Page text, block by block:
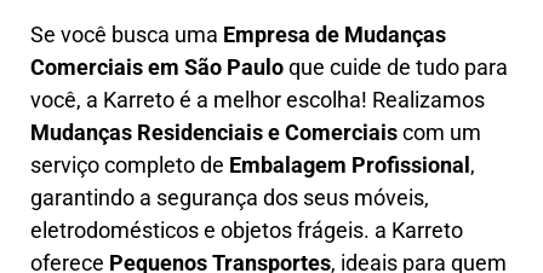
Se você busca uma Empresa de Mudanças
Comerciais em São Pauloque cuide de tudo para
você, a Karretoé a melhor escolha! Realizamos
Mudanças Residenciais e Comerciaiscom um
serviço completo de Embalagem Profissional ,
garantindo a segurança dos seus móveis,
eletrodomésticos e objetos frágeis. a Karreto
oferece Pequenos Transportes, ideais para quem